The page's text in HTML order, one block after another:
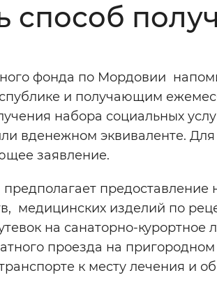
Монохромный
: Включены
: Воспроизвести
настройки
способ
фонда по Мордовии
и получающим
набора социальных
вденежном эквиваленте.
заявление.
предоставление
медицинских изделий по
на санаторно-
проезда на
к месту лечения и